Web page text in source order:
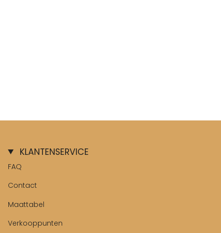
KLANTENSERVICE
FAQ
Contact
Maattabel
Verkooppunten